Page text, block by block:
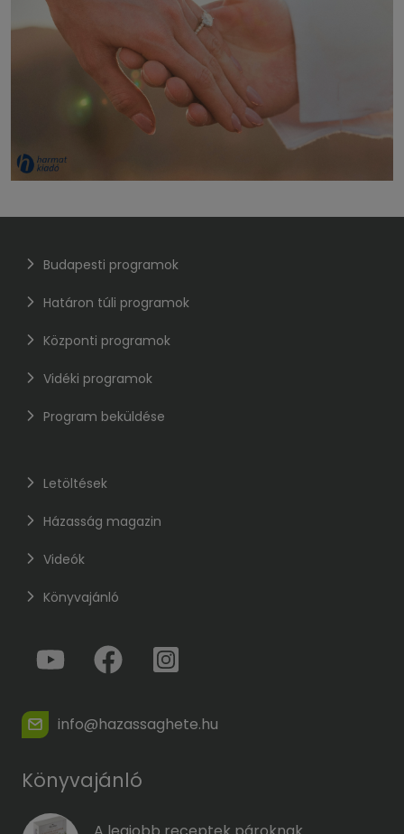
Budapesti programok
Határon túli programok
Központi programok
Vidéki programok
Program beküldése
Letöltések
Házasság magazin
Videók
Könyvajánló
info@hazassaghete.hu
Könyvajánló